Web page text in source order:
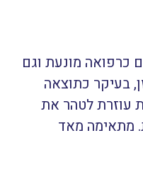
כרפואה מונעת וגם
בעיקר כתוצאה
עוזרת לטהר את
מתאימה מאד